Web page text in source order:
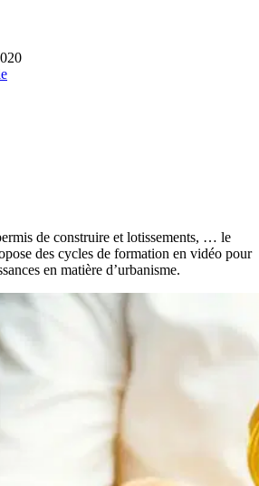
de construire et lotissements, … le
des cycles de formation en vidéo pour
en matière d’urbanisme.